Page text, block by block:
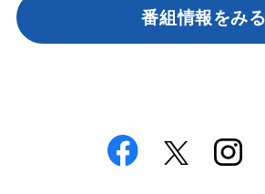
番組情報をみる